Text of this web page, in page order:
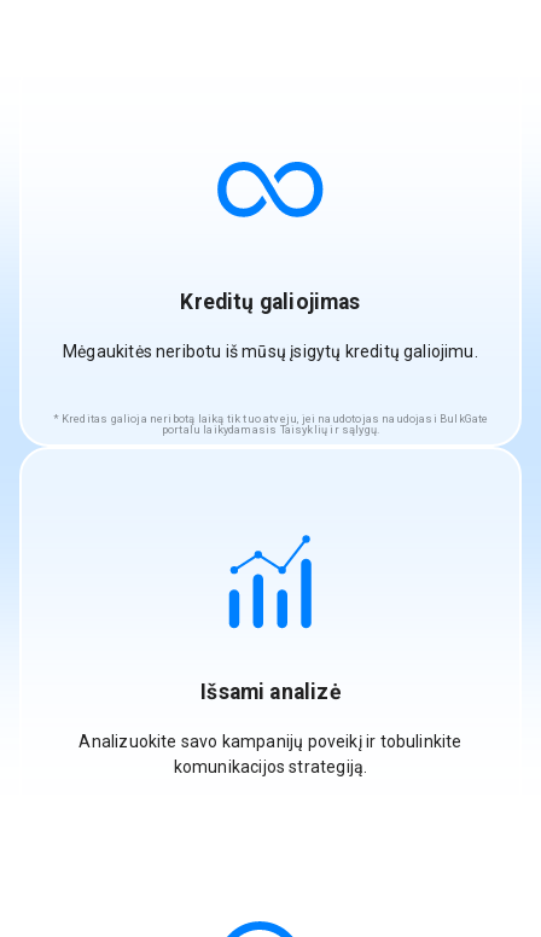
Kreditų galiojimas
Mėgaukitės neribotu iš mūsų įsigytų kreditų galiojimu.
Kreditas galioja neribotą laiką tik tuo atveju, jei naudotojas naudojasi BulkGate
portalu laikydamasis Taisyklių ir sąlygų.
Išsami analizė
Analizuokite savo kampanijų poveikį ir tobulinkite
komunikacijos strategiją.